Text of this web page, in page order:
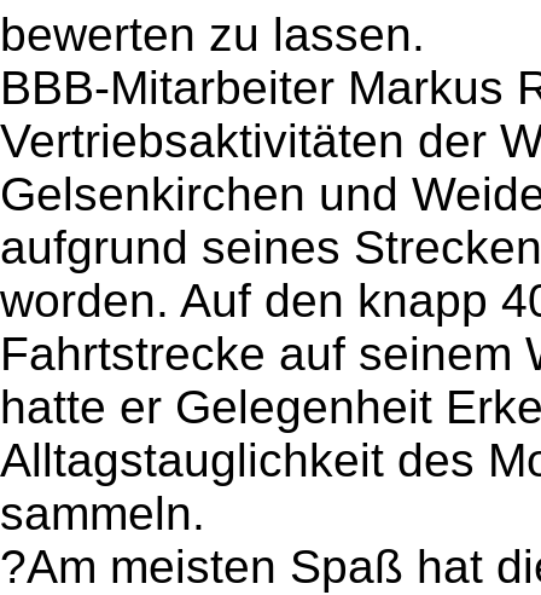
bewerten zu lassen.
BBB-Mitarbeiter Markus
Vertriebsaktivitäten der
Gelsenkirchen und
aufgrund seines
worden. Auf den knapp
Fahrtstrecke auf seinem
hatte er Gelegenheit
Alltagstauglichkeit des
sammeln.
?Am meisten Spaß hat